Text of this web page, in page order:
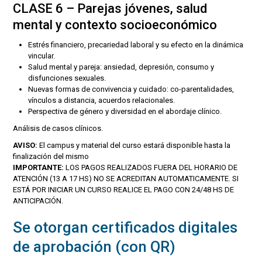
CLASE 6 – Parejas jóvenes, salud
mental y contexto socioeconómico
Estrés financiero, precariedad laboral y su efecto en la dinámica
vincular.
Salud mental y pareja: ansiedad, depresión, consumo y
disfunciones sexuales.
Nuevas formas de convivencia y cuidado: co-parentalidades,
vínculos a distancia, acuerdos relacionales.
Perspectiva de género y diversidad en el abordaje clínico.
Análisis de casos clínicos.
AVISO:El campus y material del curso estará disponible hasta la
finalización del mismo
IMPORTANTE: LOS PAGOS REALIZADOS FUERA DEL HORARIO DE
ATENCIÓN (13 A 17 HS) NO SE ACREDITAN AUTOMATICAMENTE. SI
ESTÁ POR INICIAR UN CURSO REALICE EL PAGO CON 24/48 HS DE
ANTICIPACIÓN.
Se otorgan certificados digitales
de aprobación (con QR)